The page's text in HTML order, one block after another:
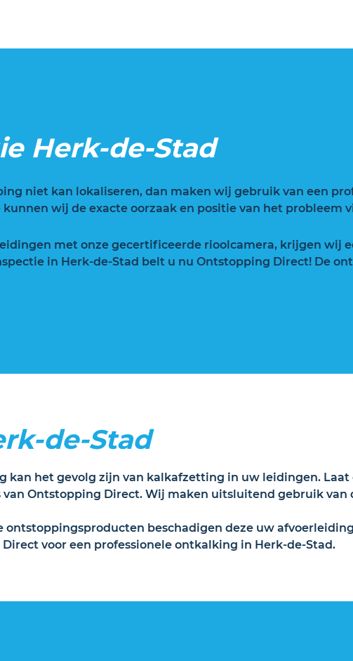
Herk-de-Stad
niet kan lokaliseren, dan maken wij gebruik van een
wij de exacte oorzaak en positie van het probleem
met onze gecertificeerde rioolcamera, krijgen wij
in Herk-de-Stad belt u nu Ontstopping Direct! De
de-Stad
kan het gevolg zijn van kalkafzetting in uw leidingen.
Ontstopping Direct. Wij maken uitsluitend gebruik van
beschadigen deze uw
voor een professionele ontkalking in Herk-de-Stad.